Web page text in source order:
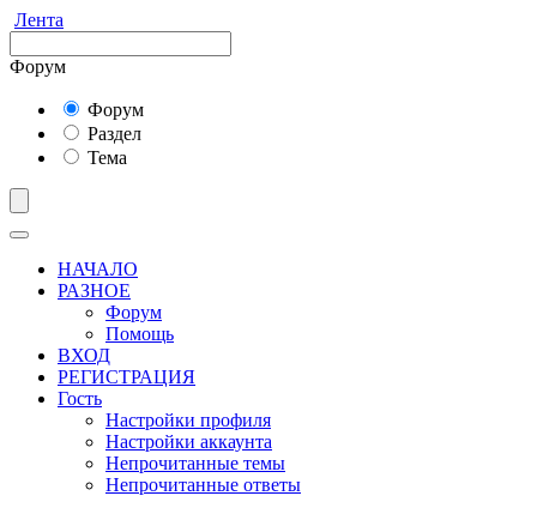
Лента
Форум
Форум
Раздел
Тема
НАЧАЛО
РАЗНОЕ
Форум
Помощь
ВХОД
РЕГИСТРАЦИЯ
Гость
Настройки профиля
Настройки аккаунта
Непрочитанные темы
Непрочитанные ответы